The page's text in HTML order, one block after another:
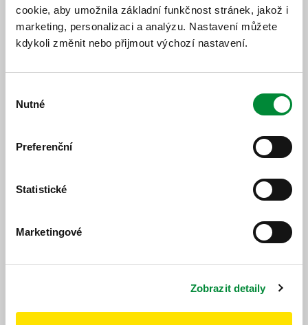
cookie, aby umožnila základní funkčnost stránek, jakož i
marketing, personalizaci a analýzu. Nastavení můžete
kdykoli změnit nebo přijmout výchozí nastavení.
souhlasu
Nutné
Preferenční
Statistické
Marketingové
Zobrazit detaily
Jízdní řád Změnový jízdní řád
Od 01. 03. 2026 bude platit nový jízdní řád.
change=9869&line=728